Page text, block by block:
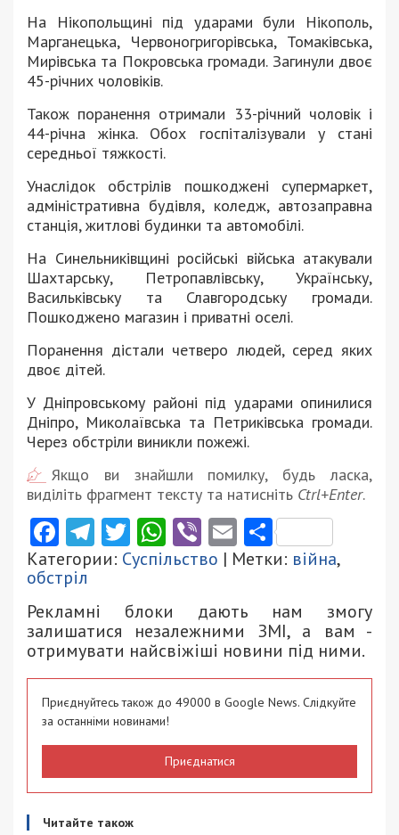
На Нікопольщині під ударами були Нікополь,
Марганецька, Червоногригорівська, Томаківська,
Мирівська та Покровська громади. Загинули двоє
45-річних чоловіків.
Також поранення отримали 33-річний чоловік і
44-річна жінка. Обох госпіталізували у стані
середньої тяжкості.
Унаслідок обстрілів пошкоджені супермаркет,
адміністративна будівля, коледж, автозаправна
станція, житлові будинки та автомобілі.
На Синельниківщині російські війська атакували
Шахтарську, Петропавлівську, Українську,
Васильківську та Славгородську громади.
Пошкоджено магазин і приватні оселі.
Поранення дістали четверо людей, серед яких
двоє дітей.
У Дніпровському районі під ударами опинилися
Дніпро, Миколаївська та Петриківська громади.
Через обстріли виникли пожежі.
Якщо ви знайшли помилку, будь ласка,
виділіть фрагмент тексту та натисніть Ctrl+Enter.
Facebook
Telegram
Twitter
WhatsApp
ViberEmail
Категории: Суспільство | Метки: війна,
обстріл
Рекламні блоки дають нам змогу
залишатися незалежними ЗМІ, а вам -
отримувати найсвіжіші новини під ними.
Приєднуйтесь також до 49000 в Google News. Слідкуйте
за останніми новинами!
Приєднатися
Читайте також